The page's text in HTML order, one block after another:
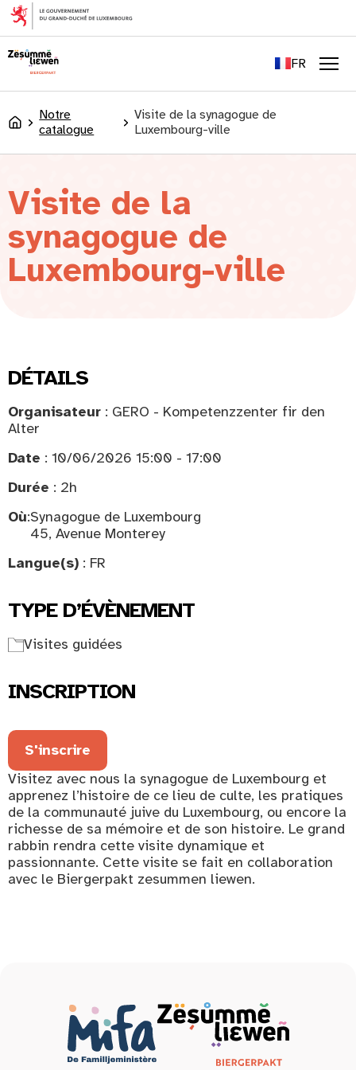
principal
FR
LU
Accueil
Notre
catalogue
Visite de la synagogue de
Luxembourg-ville
Visite de la
synagogue de
Luxembourg-ville
DÉTAILS
Organisateur : GERO - Kompetenzzenter fir den
Alter
Date : 10/06/2026 15:00 - 17:00
Durée : 2h
Où:Synagogue de Luxembourg
45, Avenue Monterey
Langue(s) : FR
TYPE D’ÉVÈNEMENT
Visites guidées
INSCRIPTION
S'inscrire
Visitez avec nous la synagogue de Luxembourg et
apprenez l’histoire de ce lieu de culte, les pratiques
de la communauté juive du Luxembourg, ou encore la
richesse de sa mémoire et de son histoire. Le grand
rabbin rendra cette visite dynamique et
passionnante. Cette visite se fait en collaboration
avec le Biergerpakt zesummen liewen.